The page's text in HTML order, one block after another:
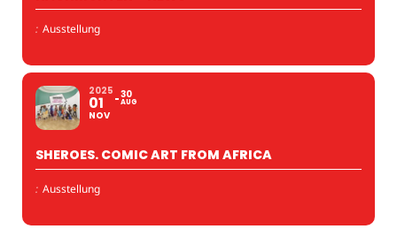
: Ausstellung
2025
01
NOV
30
AUG
SHEROES. COMIC ART FROM AFRICA
: Ausstellung